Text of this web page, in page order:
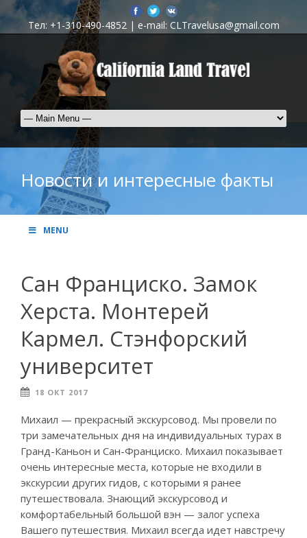
Тел: +1-310-490-4852 | e-mail: CLTravelusa@gmail.com
Новости и интересные факты
MENU
Сан Франциско. Замок
Херста. Монтерей
Кармел. Стэнфорский
университет
18 ОКТ 2017
Михаил — прекрасный экскурсовод. Мы провели по
три замечательных дня на индивидуальных турах в
Гранд-Каньон и Сан-Франциско. Михаил показывает
очень интересные места, которые не входили в
экскурсии других гидов, с которыми я ранее
путешествовала. Знающий экскурсовод и
комфортабельный большой вэн — залог успеха
Вашего путешествия. Михаил всегда идет навстречу